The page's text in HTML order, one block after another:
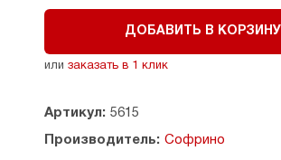
ДОБАВИТЬ В КОРЗИНУ
или заказать в 1 клик
Артикул: 5615
Производитель: Софрино